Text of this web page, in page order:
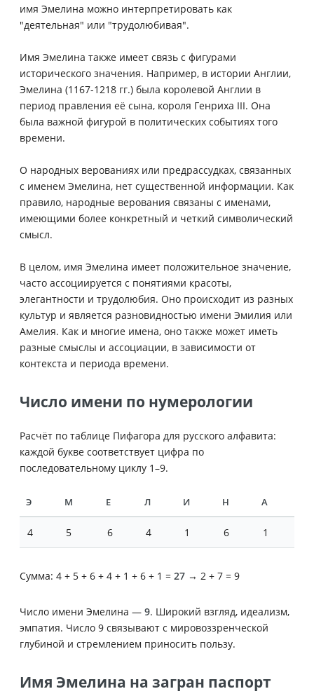
имя Эмелина можно интерпретировать как
"деятельная" или "трудолюбивая".
Имя Эмелина также имеет связь с фигурами
исторического значения. Например, в истории Англии,
Эмелина (1167-1218 гг.) была королевой Англии в
период правления её сына, короля Генриха III. Она
была важной фигурой в политических событиях того
времени.
О народных верованиях или предрассудках, связанных
с именем Эмелина, нет существенной информации. Как
правило, народные верования связаны с именами,
имеющими более конкретный и четкий символический
смысл.
В целом, имя Эмелина имеет положительное значение,
часто ассоциируется с понятиями красоты,
элегантности и трудолюбия. Оно происходит из разных
культур и является разновидностью имени Эмилия или
Амелия. Как и многие имена, оно также может иметь
разные смыслы и ассоциации, в зависимости от
контекста и периода времени.
Число имени по нумерологии
Расчёт по таблице Пифагора для русского алфавита:
каждой букве соответствует цифра по
последовательному циклу 1–9.
Э М Е Л И Н А
4 5 6 4 1 6 1
Сумма: 4 + 5 + 6 + 4 + 1 + 6 + 1 = 27 → 2 + 7 = 9
Число имени Эмелина — 9. Широкий взгляд, идеализм,
эмпатия. Число 9 связывают с мировоззренческой
глубиной и стремлением приносить пользу.
Имя Эмелина на загран паспорт